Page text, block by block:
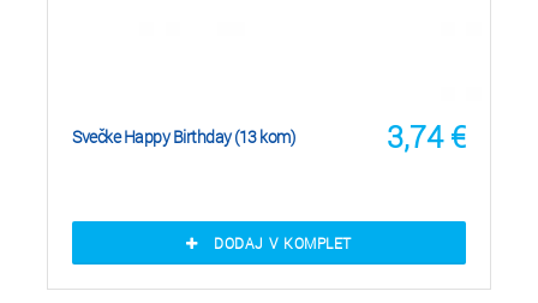
3,74€
Svečke Happy Birthday (13 kom)
DODAJ V KOMPLET